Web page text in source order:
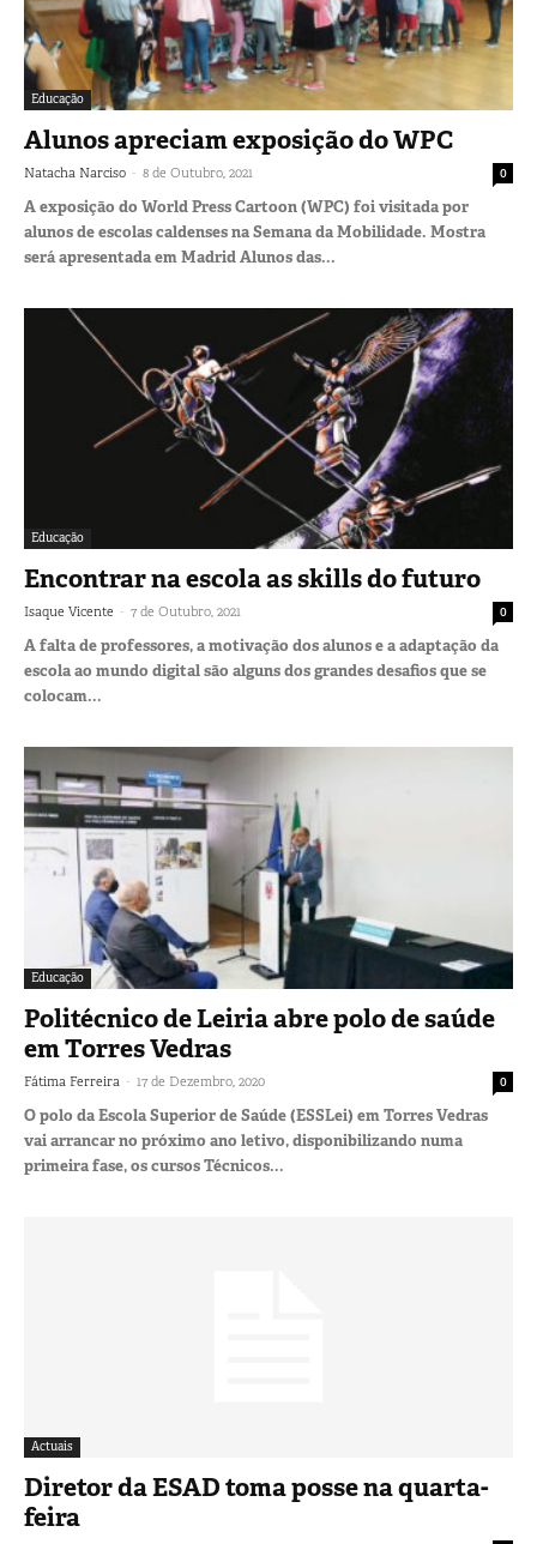
Educação
Alunos apreciam exposição do WPC
Natacha Narciso - 8 de Outubro, 2021 0
A exposição do World Press Cartoon (WPC) foi visitada por
alunos de escolas caldenses na Semana da Mobilidade. Mostra
será apresentada em Madrid Alunos das...
Educação
Encontrar na escola as skills do futuro
Isaque Vicente - 7 de Outubro, 2021 0
A falta de professores, a motivação dos alunos e a adaptação da
escola ao mundo digital são alguns dos grandes desafios que se
colocam...
Educação
Politécnico de Leiria abre polo de saúde
em Torres Vedras
Fátima Ferreira - 17 de Dezembro, 2020 0
O polo da Escola Superior de Saúde (ESSLei) em Torres Vedras
vai arrancar no próximo ano letivo, disponibilizando numa
primeira fase, os cursos Técnicos...
Actuais
Diretor da ESAD toma posse na quarta-
feira